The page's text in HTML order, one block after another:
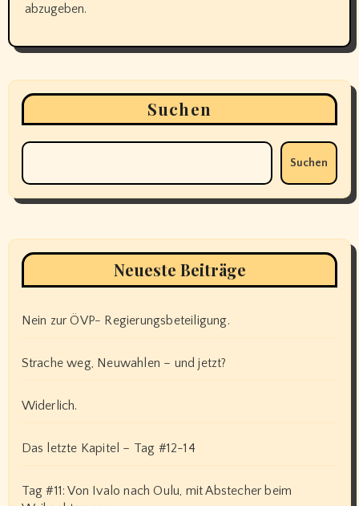
abzugeben.
Suchen
Suchen
Neueste Beiträge
Nein zur ÖVP- Regierungsbeteiligung.
Strache weg, Neuwahlen – und jetzt?
Widerlich.
Das letzte Kapitel – Tag #12-14
Tag #11: Von Ivalo nach Oulu, mit Abstecher beim